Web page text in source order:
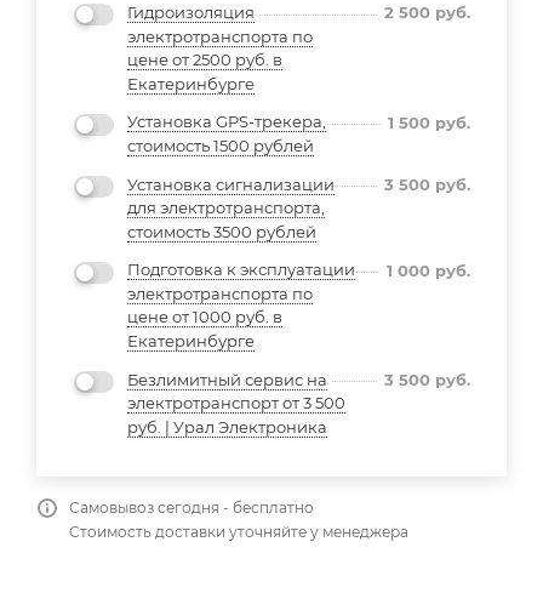
Гидроизоляция
электротранспорта по
цене от 2500 руб. в
Екатеринбурге
2 500 руб.
Установка GPS-трекера,
стоимость 1500 рублей
1 500 руб.
Установка сигнализации
для электротранспорта,
стоимость 3500 рублей
3 500 руб.
Подготовка к эксплуатации
электротранспорта по
цене от 1000 руб. в
Екатеринбурге
1 000 руб.
Безлимитный сервис на
электротранспорт от 3 500
руб. | Урал Электроника
3 500 руб.
Самовывоз сегодня - бесплатно
Стоимость доставки уточняйте у менеджера